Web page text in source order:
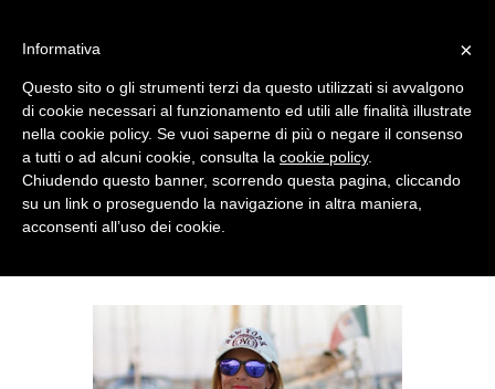
SUNDAY, AUGUST 18, 2013
×
Informativa
Questo sito o gli strumenti terzi da questo utilizzati si avvalgono
di cookie necessari al funzionamento ed utili alle finalità illustrate
nella cookie policy. Se vuoi saperne di più o negare il consenso
a tutti o ad alcuni cookie, consulta la cookie policy.
Chiudendo questo banner, scorrendo questa pagina, cliccando
su un link o proseguendo la navigazione in altra maniera,
acconsenti all’uso dei cookie.